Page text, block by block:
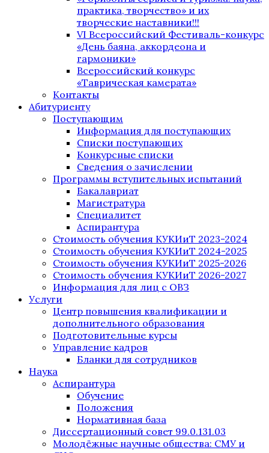
практика, творчество» и их
творческие наставники!!!
VI Всероссийский Фестиваль-конкурс
«День баяна, аккордеона и
гармоники»
Всероссийский конкурс
«Таврическая камерата»
Контакты
Абитуриенту
Поступающим
Информация для поступающих
Списки поступающих
Конкурсные списки
Сведения о зачислении
Программы вступительных испытаний
Бакалавриат
Магистратура
Специалитет
Аспирантура
Стоимость обучения КУКИиТ 2023-2024
Стоимость обучения КУКИиТ 2024-2025
Стоимость обучения КУКИиТ 2025-2026
Стоимость обучения КУКИиТ 2026-2027
Информация для лиц с ОВЗ
Услуги
Центр повышения квалификации и
дополнительного образования
Подготовительные курсы
Управление кадров
Бланки для сотрудников
Наука
Аспирантура
Обучение
Положения
Нормативная база
Диссертационный совет 99.0.131.03
Молодёжные научные общества: СМУ и